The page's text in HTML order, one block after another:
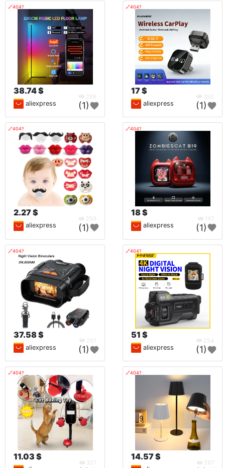
🔗404?
38.74 $
258
aliexpress (1)
🔗404?
17 $
350
aliexpress (1)
🔗404?
2.27 $
259
aliexpress (1)
🔗404?
18 $
147
aliexpress (1)
🔗404?
37.58 $
257
aliexpress (1)
🔗404?
51 $
254
aliexpress (1)
🔗404?
11.03 $
327
🔗404?
14.57 $
297